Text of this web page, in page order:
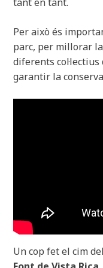
Per això és
parc, per millorar
diferents
garantir la
Un cop fet el cim del